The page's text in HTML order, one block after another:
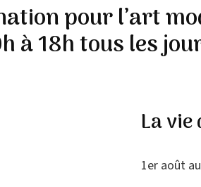
pour l’art
à 18h tous les
La vie
1er août